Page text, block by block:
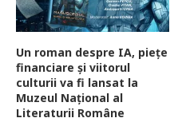
Un roman despre IA, piețe
financiare și viitorul
culturii va fi lansat la
Muzeul Național al
Literaturii Române